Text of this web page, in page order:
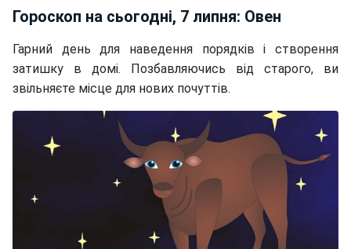
Гороскоп на сьогодні, 7 липня: Овен
Гарний день для наведення порядків і створення
затишку в домі. Позбавляючись від старого, ви
звільняєте місце для нових почуттів.